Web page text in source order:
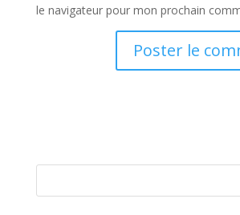
le navigateur pour mon prochain